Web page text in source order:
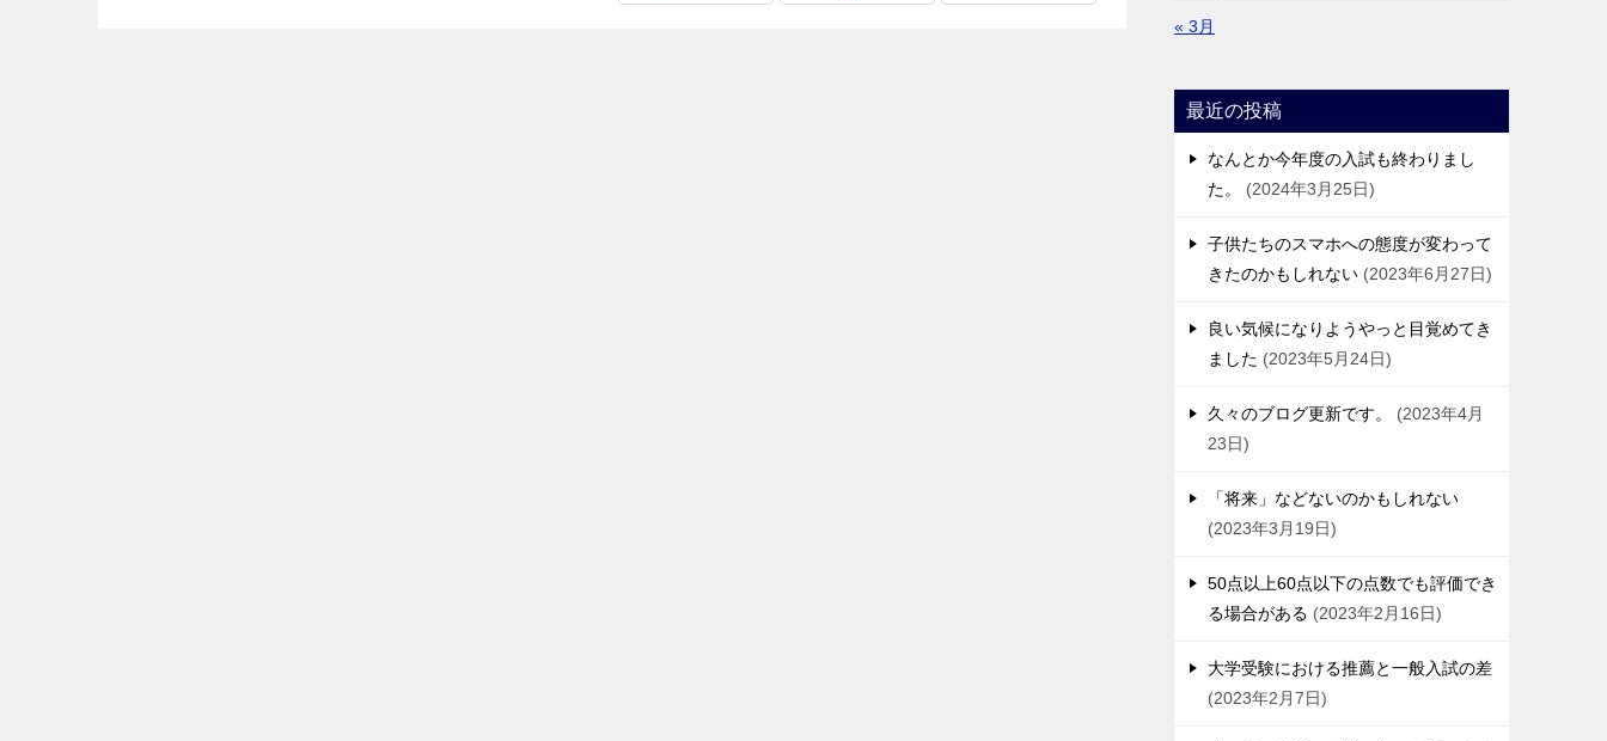
« 3月
最近の投稿
なんとか今年度の入試も終わりまし
た。
2024年3月25日
子供たちのスマホへの態度が変わって
きたのかもしれない 2023年6月27日
良い気候になりようやっと目覚めてき
ました
2023年5月24日
久々のブログ更新です。
2023年4月
23日
「将来」などないのかもしれない
2023年3月19日
50点以上60点以下の点数でも評価でき
る場合がある
2023年2月16日
大学受験における推薦と一般入試の差
2023年2月7日